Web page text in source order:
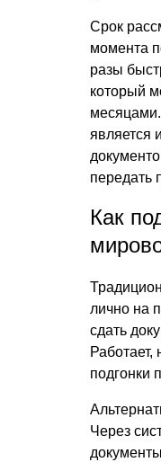
Срок
момента
разы
который
является
передать
Как
лично на
сдать
Работает,
подгонки
Через